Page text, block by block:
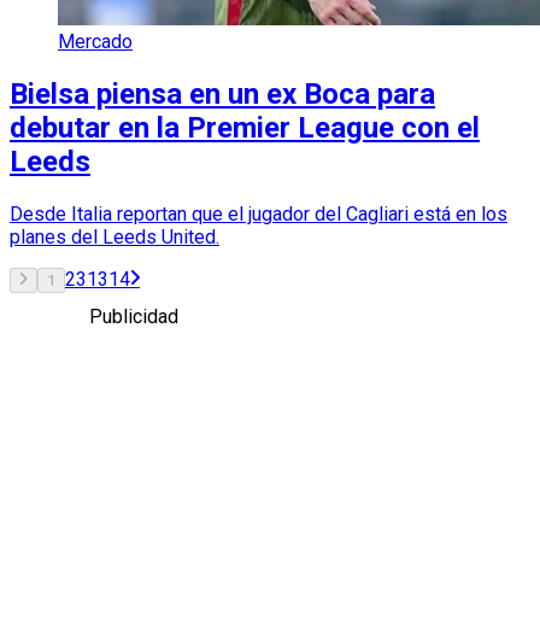
Mercado
Bielsa piensa en un ex Boca para
debutar en la Premier League con el
Leeds
Desde Italia reportan que el jugador del Cagliari está en los
planes del Leeds United.
1 231314
Publicidad